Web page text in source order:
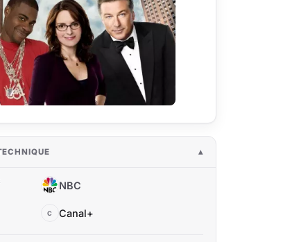
N NBC
C Canal+